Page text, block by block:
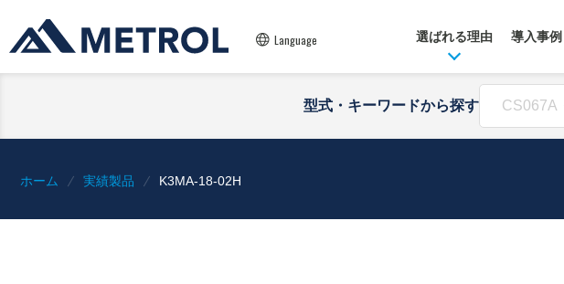
Language 選ばれる理由 導入事例
型式・キーワードから探す
ホーム 実績製品 K3MA-18-02H